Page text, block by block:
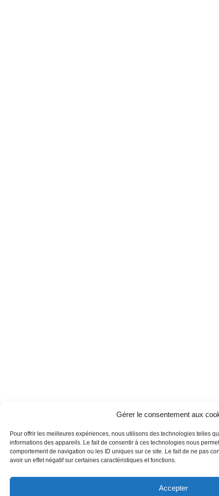
Gérer le consentement aux
Pour offrir les meilleures expériences, nous utilisons des technologies telles
informations des appareils. Le fait de consentir à ces technologies nous
comportement de navigation ou les ID uniques sur ce site. Le fait de ne pas
avoir un effet négatif sur certaines caractéristiques et fonctions.
Accepter